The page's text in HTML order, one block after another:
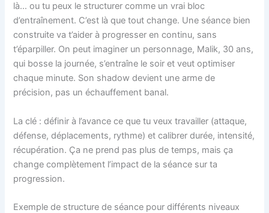
là… ou tu peux le structurer comme un vrai bloc
d’entraînement. C’est là que tout change. Une séance bien
construite va t’aider à progresser en continu, sans
t’éparpiller. On peut imaginer un personnage, Malik, 30 ans,
qui bosse la journée, s’entraîne le soir et veut optimiser
chaque minute. Son shadow devient une arme de
précision, pas un échauffement banal.
La clé : définir à l’avance ce que tu veux travailler (attaque,
défense, déplacements, rythme) et calibrer durée, intensité,
récupération. Ça ne prend pas plus de temps, mais ça
change complètement l’impact de la séance sur ta
progression.
Exemple de structure de séance pour différents niveaux